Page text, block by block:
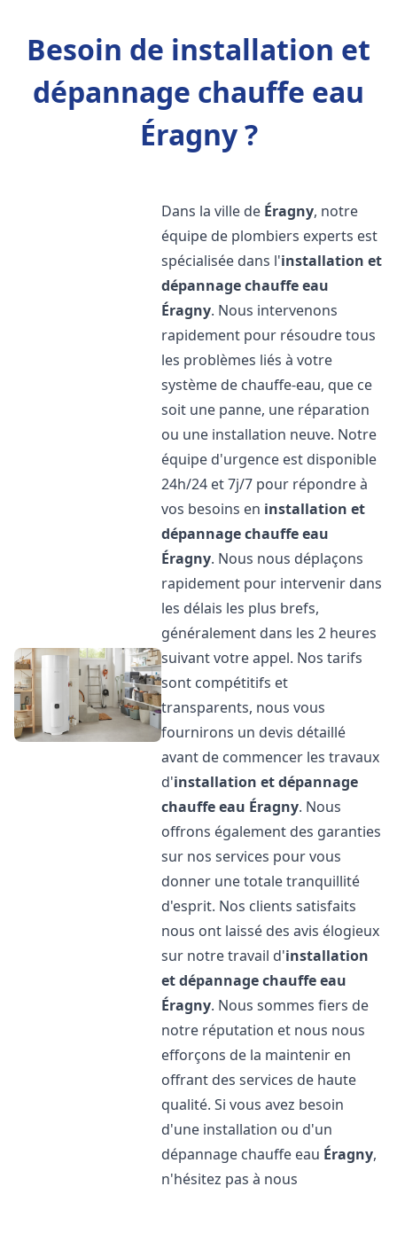
Besoin de installation et
dépannage chauffe eau
Éragny ?
Dans la ville de Éragny, notre
équipe de plombiers experts est
spécialisée dans l'installation et
dépannage chauffe eau
Éragny. Nous intervenons
rapidement pour résoudre tous
les problèmes liés à votre
système de chauffe-eau, que ce
soit une panne, une réparation
ou une installation neuve. Notre
équipe d'urgence est disponible
24h/24 et 7j/7 pour répondre à
vos besoins en installation et
dépannage chauffe eau
Éragny. Nous nous déplaçons
rapidement pour intervenir dans
les délais les plus brefs,
généralement dans les 2 heures
suivant votre appel. Nos tarifs
sont compétitifs et
transparents, nous vous
fournirons un devis détaillé
avant de commencer les travaux
d'installation et dépannage
chauffe eau Éragny. Nous
offrons également des garanties
sur nos services pour vous
donner une totale tranquillité
d'esprit. Nos clients satisfaits
nous ont laissé des avis élogieux
sur notre travail d'installation
et dépannage chauffe eau
Éragny. Nous sommes fiers de
notre réputation et nous nous
efforçons de la maintenir en
offrant des services de haute
qualité. Si vous avez besoin
d'une installation ou d'un
dépannage chauffe eau Éragny,
n'hésitez pas à nous